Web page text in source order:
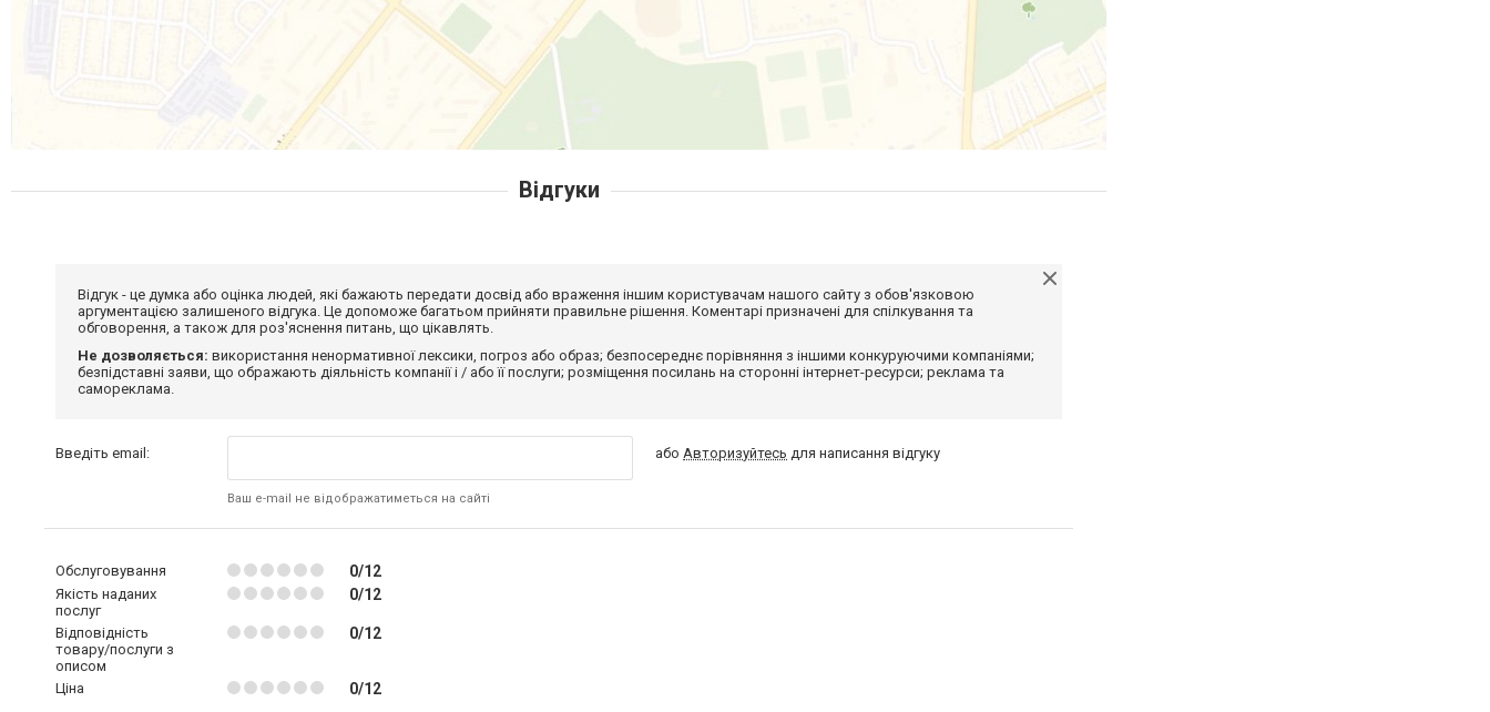
Відгуки
Відгук - це думка або оцінка людей, які бажають передати досвід або враження іншим користувачам нашого сайту з обов'язковою
аргументацією залишеного відгука. Це допоможе багатьом прийняти правильне рішення. Коментарі призначені для спілкування та
обговорення, а також для роз'яснення питань, що цікавлять.
Не дозволяється: використання ненормативної лексики, погроз або образ; безпосереднє порівняння з іншими конкуруючими компаніями;
безпідставні заяви, що ображають діяльність компанії і / або її послуги; розміщення посилань на сторонні інтернет-ресурси; реклама та
самореклама.
Введіть email:
Ваш e-mail не відображатиметься на сайті
або Авторизуйтесь для написання відгуку
Обслуговування 0/12
Якість наданих
послуг
0/12
Відповідність
товару/послуги з
описом
0/12
Ціна 0/12